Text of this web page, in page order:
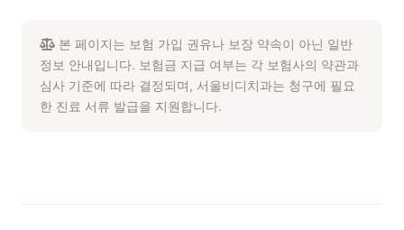
본 페이지는 보험 가입 권유나 보장 약속이 아닌 일반
정보 안내입니다. 보험금 지급 여부는 각 보험사의 약관과
심사 기준에 따라 결정되며, 서울비디치과는 청구에 필요
한 진료 서류 발급을 지원합니다.